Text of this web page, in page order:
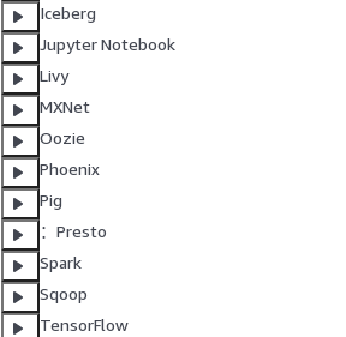
Iceberg
Jupyter Notebook
Livy
MXNet
Oozie
Phoenix
Pig
：Presto
Spark
Sqoop
TensorFlow